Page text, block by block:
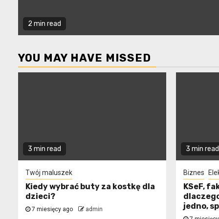
2 min read
YOU MAY HAVE MISSED
3 min read
Twój maluszek
Kiedy wybrać buty za kostkę dla
dzieci?
7 miesięcy ago admin
3 min read
Biznes
KSeF,
jedno,